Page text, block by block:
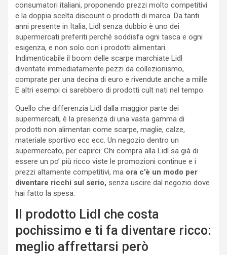
consumatori italiani, proponendo prezzi molto competitivi
e la doppia scelta discount o prodotti di marca. Da tanti
anni presente in Italia, Lidl senza dubbio è uno dei
supermercati preferiti perché soddisfa ogni tasca e ogni
esigenza, e non solo con i prodotti alimentari.
Indimenticabile il boom delle scarpe marchiate Lidl
diventate immediatamente pezzi da collezionismo,
comprate per una decina di euro e rivendute anche a mille.
E altri esempi ci sarebbero di prodotti cult nati nel tempo.
Quello che differenzia Lidl dalla maggior parte dei
supermercati, è la presenza di una vasta gamma di
prodotti non alimentari come scarpe, maglie, calze,
materiale sportivo ecc ecc. Un negozio dentro un
supermercato, per capirci. Chi compra alla Lidl sa già di
essere un po’ più ricco viste le promozioni continue e i
prezzi altamente competitivi, ma ora c’è un modo per
diventare ricchi sul serio, senza uscire dal negozio dove
hai fatto la spesa.
Il prodotto Lidl che costa
pochissimo e ti fa diventare ricco:
meglio affrettarsi però